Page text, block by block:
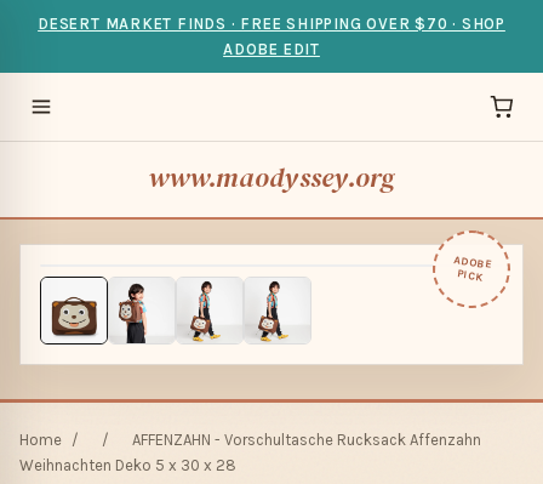
DESERT MARKET FINDS · FREE SHIPPING OVER $70 · SHOP
ADOBE EDIT
www.maodyssey.org
ADOBE
PICK
Home / /
AFFENZAHN - Vorschultasche Rucksack Affenzahn
Weihnachten Deko 5 x 30 x 28